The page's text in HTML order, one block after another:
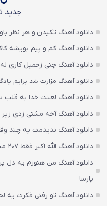
جدید
دانلود آهنگ تکیدن و هر نظر
دانلود آهنگ کم و پیم بویشه
دانلود آهنگ چنی زخمیل کاری له
دانلود آهنگ مزارت شد برایم
دانلود آهنگ لعنت خدا به
دانلود آهنگ آخه مشتی زدی
دانلود آهنگ ندیدمت یه چند
دانلود آهنگ الله اکبر فقط 207 مشکی سعید کریمی
دانلود آهنگ من هنوزم یه دل
پارسا
دانلود آهنگ تو رفتی فکرت یه